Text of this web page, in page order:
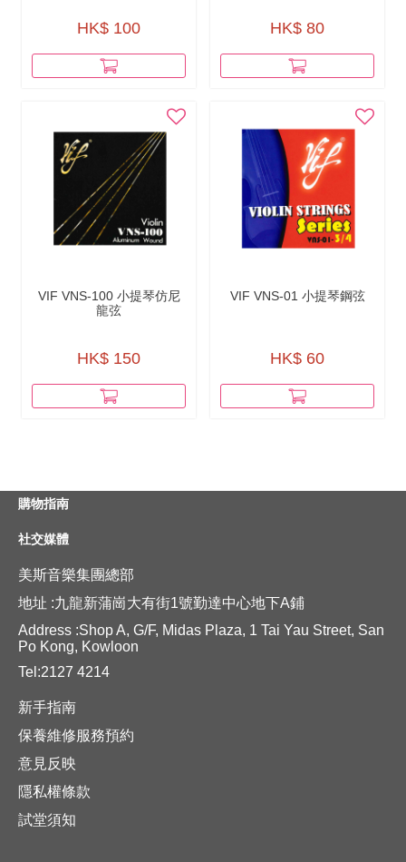
HK$ 100 HK$ 80
VIF VNS-100 小提琴仿尼
龍弦
HK$ 150
VIF VNS-01 小提琴鋼弦
HK$ 60
購物指南
社交媒體
美斯音樂集團總部
地址 :九龍新蒲崗大有街1號勤達中心地下A鋪
Address :Shop A, G/F, Midas Plaza, 1 Tai Yau Street, San
Po Kong, Kowloon
Tel:2127 4214
新手指南
保養維修服務預約
意見反映
隱私權條款
試堂須知